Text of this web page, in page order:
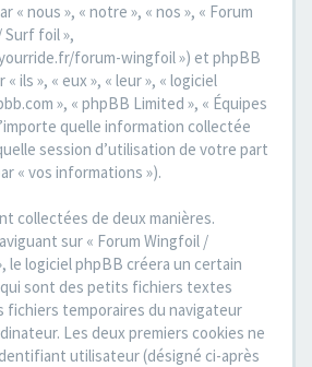
« nous », « notre », « nos », « Forum
foil »,
forum-wingfoil ») et phpBB
ils », « eux », « leur », « logiciel
», « phpBB Limited », « Équipes
quelle information collectée
session d’utilisation de votre part
« vos informations »).
collectées de deux manières.
sur « Forum Wingfoil /
le logiciel phpBB créera un certain
sont des petits fichiers textes
fichiers temporaires du navigateur
Les deux premiers cookies ne
utilisateur (désigné ci-après